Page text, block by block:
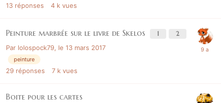
13 réponses 4 k vues
Peinture marbrée sur le livre de Skelos 1 2
Par lolospock79, le 13 mars 2017
peinture
29 réponses 7 k vues
Boite pour les cartes